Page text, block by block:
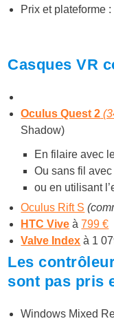
Prix et plateforme :
Casques VR
Oculus Quest 2
Shadow)
En filaire avec
Ou sans fil avec
ou en utilisant
Oculus Rift S
HTC Vive à799 €
Valve Index à 1
Les
sont pas pris
Windows Mixed